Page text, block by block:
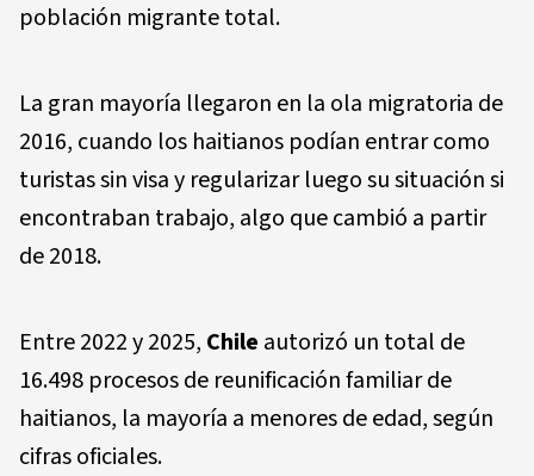
población migrante total.
La gran mayoría llegaron en la ola migratoria de
2016, cuando los haitianos podían entrar como
turistas sin visa y regularizar luego su situación si
encontraban trabajo, algo que cambió a partir
de 2018.
Entre 2022 y 2025, Chile autorizó un total de
16.498 procesos de reunificación familiar de
haitianos, la mayoría a menores de edad, según
cifras oficiales.